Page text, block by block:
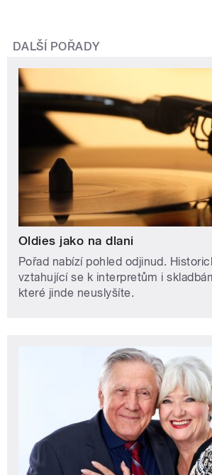
DALŠÍ POŘADY
Oldies jako na dlani
Pořad nabízí pohled odjinud.
vztahující se k interpretům i
které jinde neuslyšíte.